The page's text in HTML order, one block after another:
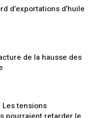
d’exportations d’huile
de la hausse des
tensions